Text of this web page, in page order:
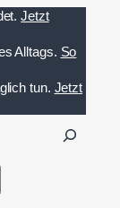
Jetzt
Alltags. So
tun. Jetzt